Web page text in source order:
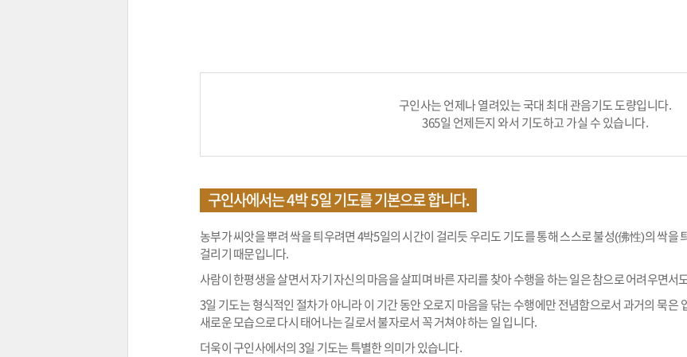
구인사는 언제나 열려있는 국대 최대 관음기도 도량입니다.
365일 언제든지 와서 기도하고 가실 수 있습니다.
구인사에서는 4박 5일 기도를 기본으로 합니다.
농부가 씨앗을 뿌려 싹을 틔우려면 4박5일의 시간이 걸리듯 우리도 기도를 통해 스스로 불성(佛性)의 싹을
걸리기 때문입니다.
사람이 한평생을 살면서 자기 자신의 마음을 살피며 바른 자리를 찾아 수행을 하는 일은 참으로 어려우면서
3일 기도는 형식적인 절차가 아니라 이 기간 동안 오로지 마음을 닦는 수행에만 전념함으로서 과거의 묵은
새로운 모습으로 다시 태어나는 길로서 불자로서 꼭 거쳐야 하는 일 입니다.
더욱이 구인사에서의 3일 기도는 특별한 의미가 있습니다.